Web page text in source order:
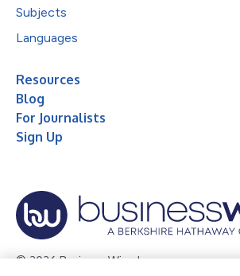
Subjects
Languages
Resources
Blog
For Journalists
Sign Up
© 2026 Business Wire, Inc.